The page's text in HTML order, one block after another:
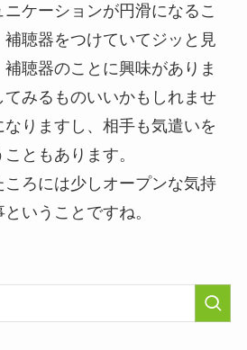
ケーションが円滑になるこ
補聴器をつけていてジッと見
聴器のことに興味がありま
みるものいいかもしれませ
りますし、相手も気遣いを
ともあります。
ろには少しオープンな気持
いうことですね。